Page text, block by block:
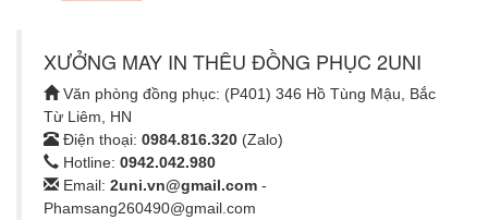
XƯỞNG MAY IN THÊU ĐỒNG PHỤC 2UNI
Văn phòng đồng phục: (P401) 346 Hồ Tùng Mậu, Bắc
Từ Liêm, HN
Điện thoại: 0984.816.320 (Zalo)
Hotline: 0942.042.980
Email: 2uni.vn@gmail.com -
Phamsang260490@gmail.com